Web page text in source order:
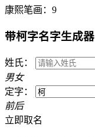
康熙笔画： 9
带柯字名字生成器
姓氏：
男女
定字：
前后
立即取名